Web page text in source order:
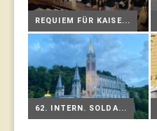
REQUIEM FÜR KAISE...
62. INTERN. SOLDA...